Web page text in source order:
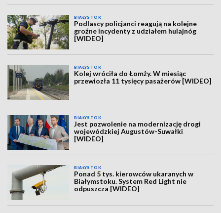
BIAŁYSTOK
Podlascy policjanci reagują na kolejne
groźne incydenty z udziałem hulajnóg
[WIDEO]
BIAŁYSTOK
Kolej wróciła do Łomży. W miesiąc
przewiozła 11 tysięcy pasażerów [WIDEO]
BIAŁYSTOK
Jest pozwolenie na modernizację drogi
wojewódzkiej Augustów-Suwałki
[WIDEO]
BIAŁYSTOK
Ponad 5 tys. kierowców ukaranych w
Białymstoku. System Red Light nie
odpuszcza [WIDEO]